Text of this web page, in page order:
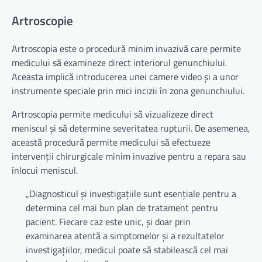
Artroscopie
Artroscopia este o procedură minim invazivă care permite
medicului să examineze direct interiorul genunchiului.
Aceasta implică introducerea unei camere video și a unor
instrumente speciale prin mici incizii în zona genunchiului.
Artroscopia permite medicului să vizualizeze direct
meniscul și să determine severitatea rupturii. De asemenea,
această procedură permite medicului să efectueze
intervenții chirurgicale minim invazive pentru a repara sau
înlocui meniscul.
„Diagnosticul și investigațiile sunt esențiale pentru a
determina cel mai bun plan de tratament pentru
pacient. Fiecare caz este unic, și doar prin
examinarea atentă a simptomelor și a rezultatelor
investigațiilor, medicul poate să stabilească cel mai